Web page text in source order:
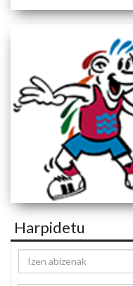
Harpidetu